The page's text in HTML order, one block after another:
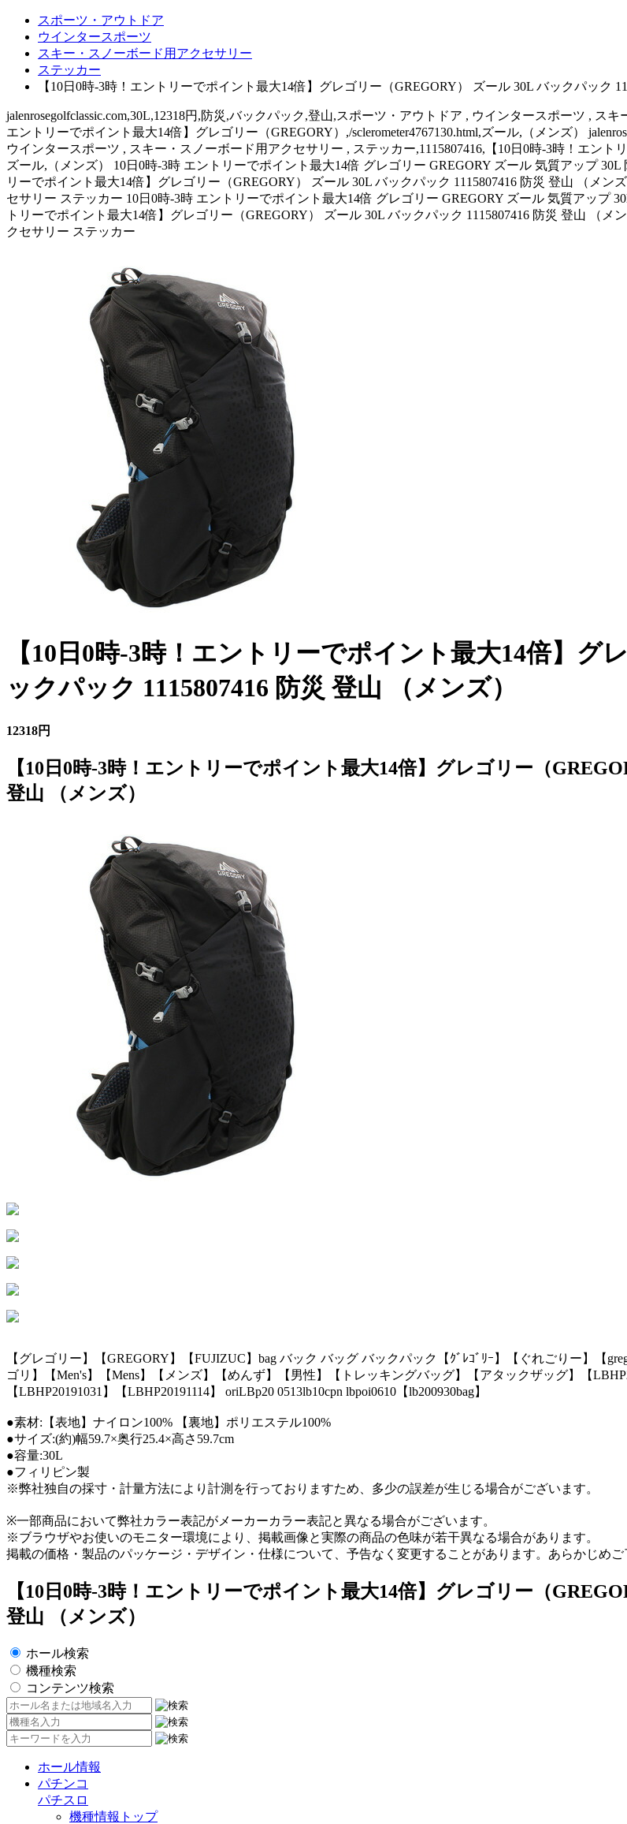
スポーツ・アウトドア
ウインタースポーツ
スキー・スノーボード用アクセサリー
ステッカー
【10日0時-3時！エントリーでポイント最大14倍】グレゴリー（GREGORY） ズール 30L バックパック
jalenrosegolfclassic.com,30L,12318円,防災,バックパック,登山,スポーツ・アウトドア , ウインタースポーツ , ス
エントリーでポイント最大14倍】グレゴリー（GREGORY）,/sclerometer4767130.html,ズール,（メンズ）
ウインタースポーツ , スキー・スノーボード用アクセサリー , ステッカー,1115807416,【10日0時-3時！エント
ズール,（メンズ） 10日0時-3時 エントリーでポイント最大14倍 グレゴリー GREGORY ズール 気質アップ
リーでポイント最大14倍】グレゴリー（GREGORY） ズール 30L バックパック 1115807416 防災 登山 （メ
セサリー ステッカー 10日0時-3時 エントリーでポイント最大14倍 グレゴリー GREGORY ズール 気質アップ
トリーでポイント最大14倍】グレゴリー（GREGORY） ズール 30L バックパック 1115807416 防災 登山 （
クセサリー ステッカー
【10日0時-3時！エントリーでポイント最大14倍】グ
ックパック 1115807416 防災 登山 （メンズ）
12318円
【10日0時-3時！エントリーでポイント最大14倍】グレゴリー（
登山 （メンズ）
【グレゴリー】【GREGORY】【FUJIZUC】bag バック バッグ バックパック【ｸﾞﾚｺﾞﾘｰ】【ぐれごりー】【
ゴリ】【Men's】【Mens】【メンズ】【めんず】【男性】【トレッキングバッグ】【アタックザッグ】【
【LBHP20191031】【LBHP20191114】 oriLBp20 0513lb10cpn lbpoi0610【lb200930bag】
●素材:【表地】ナイロン100% 【裏地】ポリエステル100%
●サイズ:(約)幅59.7×奥行25.4×高さ59.7cm
●容量:30L
●フィリピン製
※弊社独自の採寸・計量方法により計測を行っておりますため、多少の誤差が生じる場合がございます。
※一部商品において弊社カラー表記がメーカーカラー表記と異なる場合がございます。
※ブラウザやお使いのモニター環境により、掲載画像と実際の商品の色味が若干異なる場合があります。
掲載の価格・製品のパッケージ・デザイン・仕様について、予告なく変更することがあります。あらかじめご
【10日0時-3時！エントリーでポイント最大14倍】グレゴリー（
登山 （メンズ）
ホール検索
機種検索
コンテンツ検索
ホール情報
パチンコ
パチスロ
機種情報トップ